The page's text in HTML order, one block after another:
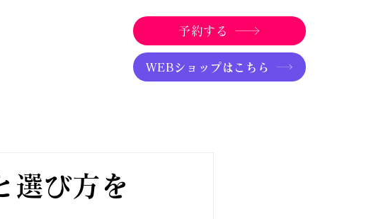
予約する
WEBショップはこちら
選び方を